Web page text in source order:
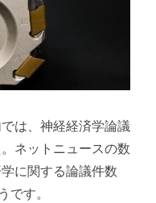
は、神経経済学論議
ネットニュースの数
に関する論議件数
です。